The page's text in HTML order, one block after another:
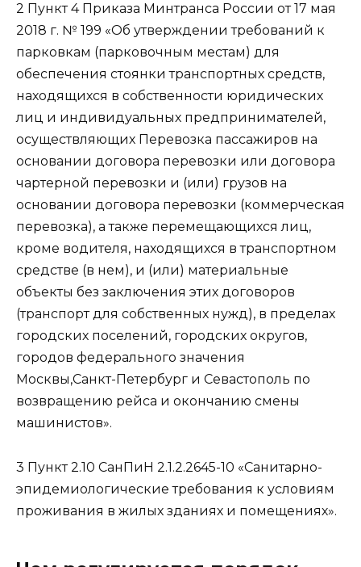
2 Пункт 4 Приказа Минтранса России от 17 мая
2018 г. № 199 «Об утверждении требований к
парковкам (парковочным местам) для
обеспечения стоянки транспортных средств,
находящихся в собственности юридических
лиц и индивидуальных предпринимателей,
осуществляющих Перевозка пассажиров на
основании договора перевозки или договора
чартерной перевозки и (или) грузов на
основании договора перевозки (коммерческая
перевозка), а также перемещающихся лиц,
кроме водителя, находящихся в транспортном
средстве (в нем), и (или) материальные
объекты без заключения этих договоров
(транспорт для собственных нужд), в пределах
городских поселений, городских округов,
городов федерального значения
Москвы,Санкт-Петербург и Севастополь по
возвращению рейса и окончанию смены
машинистов».
3 Пункт 2.10 СанПиН 2.1.2.2645-10 «Санитарно-
эпидемиологические требования к условиям
проживания в жилых зданиях и помещениях».